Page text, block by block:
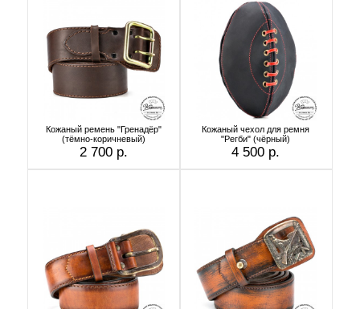
Кожаный ремень "Гренадёр"
(тёмно-коричневый)
2 700 р.
Кожаный чехол для ремня
"Регби" (чёрный)
4 500 р.